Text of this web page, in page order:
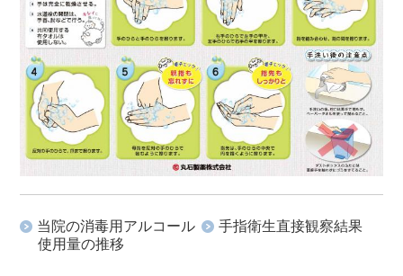
当院の消毒用アルコール
使用量の推移
手指衛生直接観察結果